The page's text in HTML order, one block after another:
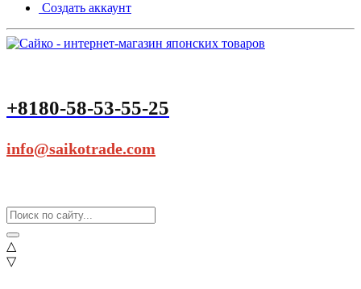
Создать аккаунт
+8180-58-53-55-25
info@saikotrade.com
△
▽